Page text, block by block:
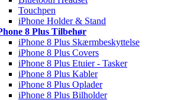
Touchpen
iPhone Holder & Stand
8 Plus Tilbehør
iPhone 8 Plus Skærmbeskyttelse
iPhone 8 Plus Covers
iPhone 8 Plus Etuier - Tasker
iPhone 8 Plus Kabler
iPhone 8 Plus Oplader
iPhone 8 Plus Bilholder